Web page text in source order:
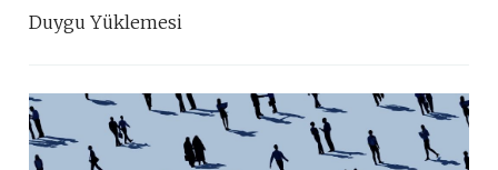
Duygu Yüklemesi